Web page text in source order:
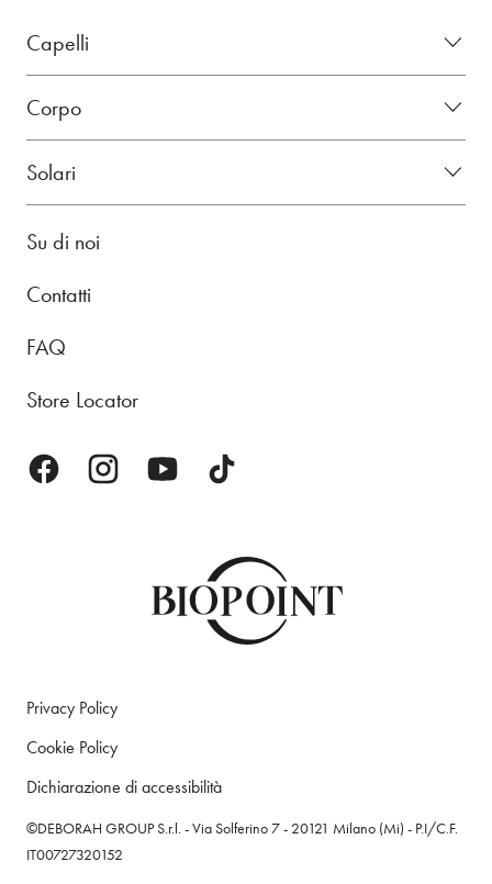
Capelli
Corpo
Solari
Su di noi
Contatti
FAQ
Store Locator
Privacy Policy
Cookie Policy
Dichiarazione di accessibilità
©DEBORAH GROUP S.r.l. - Via Solferino 7 - 20121 Milano (Mi) - P.I/C.F.
IT00727320152